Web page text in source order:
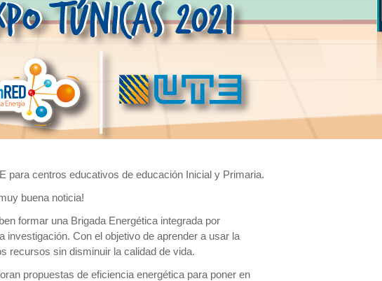
para centros educativos de educación Inicial y Primaria.
buena noticia!
formar una Brigada Energética integrada por
investigación. Con el objetivo de aprender a usar la
recursos sin disminuir la calidad de vida.
propuestas de eficiencia energética para poner en